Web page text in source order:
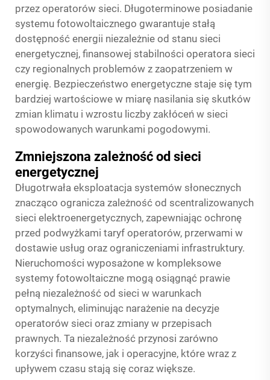
przez operatorów sieci. Długoterminowe posiadanie
systemu fotowoltaicznego gwarantuje stałą
dostępność energii niezależnie od stanu sieci
energetycznej, finansowej stabilności operatora sieci
czy regionalnych problemów z zaopatrzeniem w
energię. Bezpieczeństwo energetyczne staje się tym
bardziej wartościowe w miarę nasilania się skutków
zmian klimatu i wzrostu liczby zakłóceń w sieci
spowodowanych warunkami pogodowymi.
Zmniejszona zależność od sieci
energetycznej
Długotrwała eksploatacja systemów słonecznych
znacząco ogranicza zależność od scentralizowanych
sieci elektroenergetycznych, zapewniając ochronę
przed podwyżkami taryf operatorów, przerwami w
dostawie usług oraz ograniczeniami infrastruktury.
Nieruchomości wyposażone w kompleksowe
systemy fotowoltaiczne mogą osiągnąć prawie
pełną niezależność od sieci w warunkach
optymalnych, eliminując narażenie na decyzje
operatorów sieci oraz zmiany w przepisach
prawnych. Ta niezależność przynosi zarówno
korzyści finansowe, jak i operacyjne, które wraz z
upływem czasu stają się coraz większe.